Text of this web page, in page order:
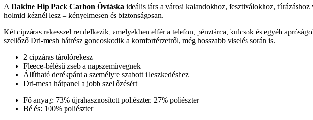
A Dakine Hip Pack Carbon Övtáska ideális társ a városi kalandokhoz, fesztiválokhoz,
holmid kéznél lesz – kényelmesen és biztonságosan.
Két cipzáras rekesszel rendelkezik, amelyekben elfér a telefon, pénztárca, kulcsok és egyéb
szellőző Dri-mesh hátrész gondoskodik a komfortérzetről, még hosszabb viselés során is.
2 cipzáras tárolórekesz
Fleece-bélésű zseb a napszemüvegnek
Állítható derékpánt a személyre szabott illeszkedéshez
Dri-mesh hátpanel a jobb szellőzésért
Fő anyag: 73% újrahasznosított poliészter, 27% poliészter
Bélés: 100% poliészter